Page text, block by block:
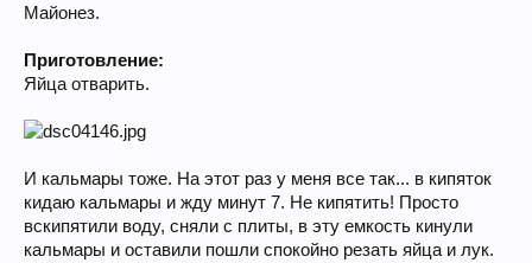
Майонез.
Приготовление:
Яйца отварить.
И кальмары тоже. На этот раз у меня все так... в кипяток
кидаю кальмары и жду минут 7. Не кипятить! Просто
вскипятили воду, сняли с плиты, в эту емкость кинули
кальмары и оставили пошли спокойно резать яйца и лук.